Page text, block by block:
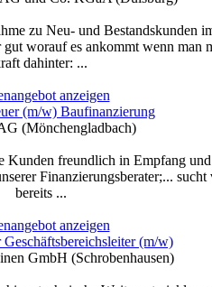
Neu- und Bestandskunden
worauf es ankommt wenn
dahinter: ...
anzeigen
(m/w) Baufinanzierung
(Mönchengladbach)
freundlich in Empfang
Finanzierungsberater;...
bereits ...
anzeigen
Geschäftsbereichsleiter (m/w)
GmbH (Schrobenhausen)